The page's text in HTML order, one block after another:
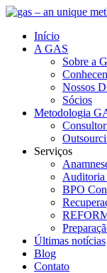
Início
A GAS
Sobre a
Nossos
Sócios
Metodologia
Serviços
Auditoria
BPO
Últimas notícias
Blog
Contato